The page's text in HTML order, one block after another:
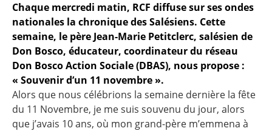
Chaque mercredi matin, RCF diffuse sur ses ondes
nationales la chronique des Salésiens. Cette
semaine, le père Jean-Marie Petitclerc, salésien de
Don Bosco, éducateur, coordinateur du réseau
Don Bosco Action Sociale (DBAS), nous propose :
« Souvenir d’un 11 novembre ».
Alors que nous célébrions la semaine dernière la fête
du 11 Novembre, je me suis souvenu du jour, alors
que j’avais 10 ans, où mon grand-père m’emmena à